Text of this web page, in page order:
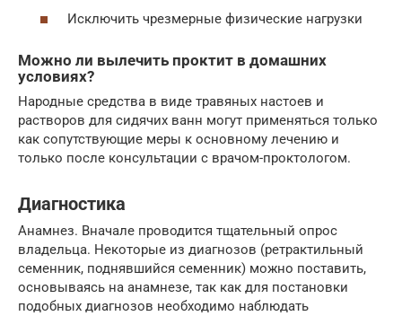
Исключить чрезмерные физические нагрузки
Можно ли вылечить проктит в домашних
условиях?
Народные средства в виде травяных настоев и
растворов для сидячих ванн могут применяться только
как сопутствующие меры к основному лечению и
только после консультации с врачом-проктологом.
Диагностика
Анамнез. Вначале проводится тщательный опрос
владельца. Некоторые из диагнозов (ретрактильный
семенник, поднявшийся семенник) можно поставить,
основываясь на анамнезе, так как для постановки
подобных диагнозов необходимо наблюдать